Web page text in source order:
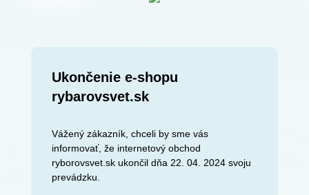
Ukončenie e-shopu
rybarovsvet.sk
Vážený zákazník, chceli by sme vás
informovať, že internetový obchod
ryborovsvet.sk ukončil dňa 22. 04. 2024 svoju
prevádzku.